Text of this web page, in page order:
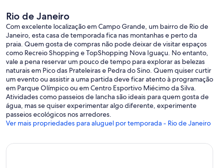
Rio de Janeiro
Com excelente localização em Campo Grande, um bairro de Rio de
Janeiro, esta casa de temporada fica nas montanhas e perto da
praia. Quem gosta de compras não pode deixar de visitar espaços
como Recreio Shopping e TopShopping Nova Iguaçu. No entanto,
vale a pena reservar um pouco de tempo para explorar as belezas
naturais em Pico das Prateleiras e Pedra do Sino. Quem quiser curtir
um evento ou assistir a uma partida deve ficar atento à programação
em Parque Olímpico ou em Centro Esportivo Miécimo da Silva.
Atividades como passeios de lancha são ideais para quem gosta de
água, mas se quiser experimentar algo diferente, experimente
passeios ecológicos nos arredores.
Ver mais propriedades para aluguel por temporada - Rio de Janeiro